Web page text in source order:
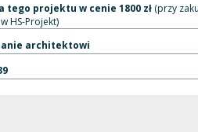
tego projektu w cenie 1800 zł(przy
HS-Projekt)
architektowi